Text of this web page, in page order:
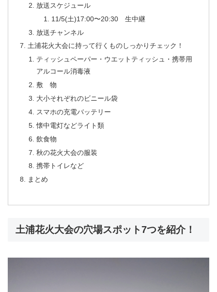
放送スケジュール
11/5(土)17:00〜20:30 生中継
放送チャンネル
土浦花火大会に持って行くものしっかりチェック！
ティッシュペーパー・ウエットティッシュ・携帯用
アルコール消毒液
敷 物
大小それぞれのビニール袋
スマホの充電バッテリー
懐中電灯などライト類
飲食物
秋の花火大会の服装
携帯トイレなど
まとめ
土浦花火大会の穴場スポット7つを紹介！